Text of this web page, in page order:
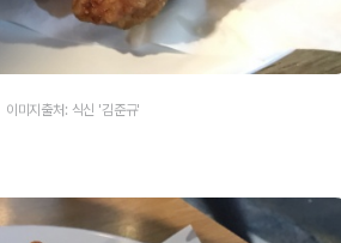
이미지출처: 식신 '김준규'